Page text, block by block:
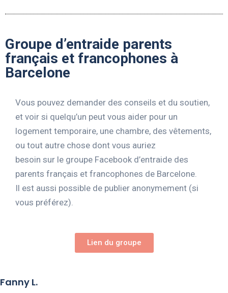
Groupe d’entraide parents
français et francophones à
Barcelone
Vous pouvez demander des conseils et du soutien,
et voir si quelqu’un peut vous aider pour un
logement temporaire, une chambre, des vêtements,
ou tout autre chose dont vous auriez
besoin sur le groupe Facebook d’entraide des
parents français et francophones de Barcelone.
Il est aussi possible de publier anonymement (si
vous préférez).
Lien du groupe
Fanny L.